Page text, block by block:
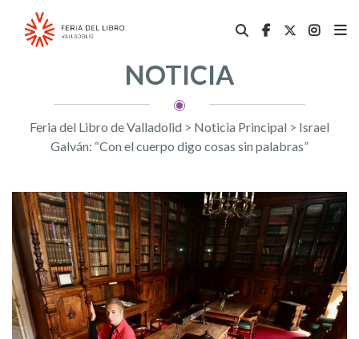
NOTICIA
Feria del Libro de Valladolid > Noticia Principal > Israel
Galván: “Con el cuerpo digo cosas sin palabras”